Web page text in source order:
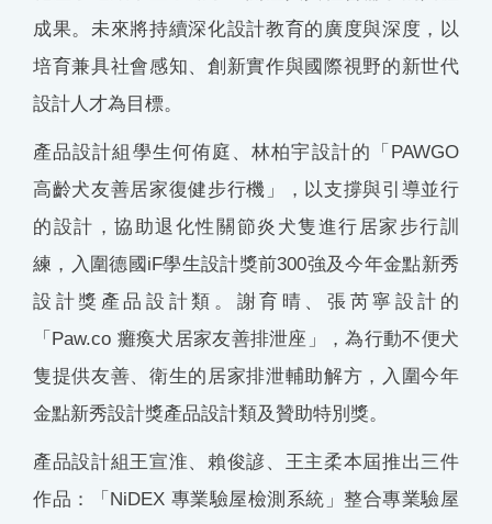
成果。未來將持續深化設計教育的廣度與深度，以
培育兼具社會感知、創新實作與國際視野的新世代
設計人才為目標。
產品設計組學生何侑庭、林柏宇設計的「PAWGO
高齡犬友善居家復健步行機」，以支撐與引導並行
的設計，協助退化性關節炎犬隻進行居家步行訓
練，入圍德國iF學生設計獎前300強及今年金點新秀
設計獎產品設計類。謝育晴、張芮寧設計的
「Paw.co 癱瘓犬居家友善排泄座」，為行動不便犬
隻提供友善、衛生的居家排泄輔助解方，入圍今年
金點新秀設計獎產品設計類及贊助特別獎。
產品設計組王宣淮、賴俊諺、王主柔本屆推出三件
作品：「NiDEX 專業驗屋檢測系統」整合專業驗屋